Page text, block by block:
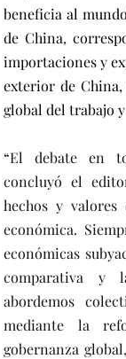
beneficia al
de China,
importaciones y
exterior de
global del trabajo
“El debate en
concluyó el
hechos y
económica.
económicas
comparativa y
abordemos
mediante la
gobernanza